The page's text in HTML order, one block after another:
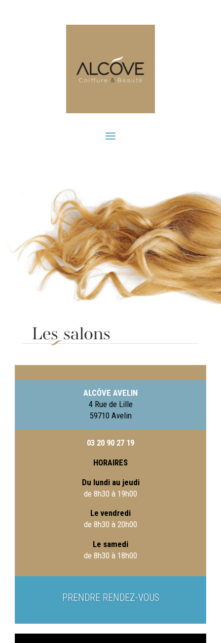
Les salons
ALCÔVE AVELIN
4 Rue de Lille
59710 Avelin
03 20 90 27 19
HORAIRES
Du lundi au jeudi
de 8h30 à 19h00
Le vendredi
de 8h30 à 20h00
Le samedi
de 8h30 à 18h00
PRENDRE RENDEZ-VOUS